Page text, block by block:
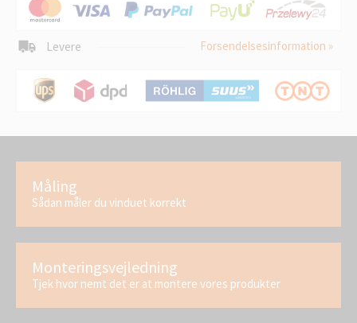
Levere Forsendelsesinformation »
Måling
Sådan måler du vinduet korrekt
Monteringsvejledning
Tjek hvor nemt det er at montere vores produkter